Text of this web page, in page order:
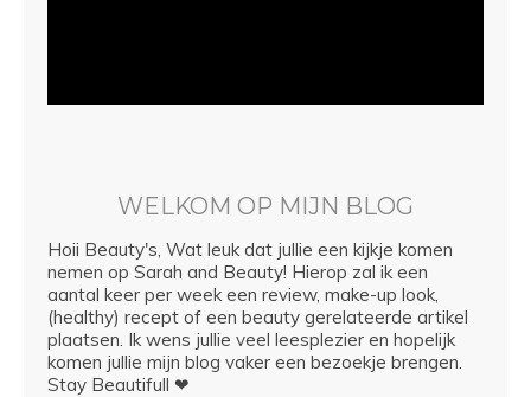
WELKOM OP MIJN BLOG
Hoii Beauty's, Wat leuk dat jullie een kijkje komen
nemen op Sarah and Beauty! Hierop zal ik een
aantal keer per week een review, make-up look,
(healthy) recept of een beauty gerelateerde artikel
plaatsen. Ik wens jullie veel leesplezier en hopelijk
komen jullie mijn blog vaker een bezoekje brengen.
Stay Beautifull ❤